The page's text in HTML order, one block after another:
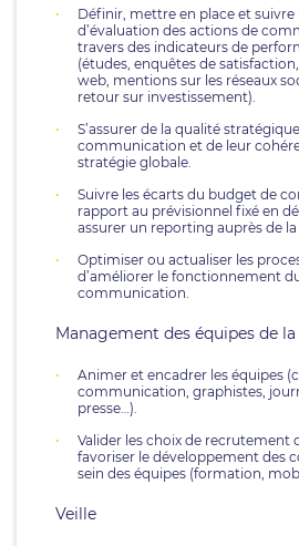
Définir, mettre en place et
d’évaluation des actions de
travers des indicateurs de
(études, enquêtes de
web, mentions sur les réseaux
retour sur investissement).
S’assurer de la qualité
communication et de leur
stratégie globale.
Suivre les écarts du budget de
rapport au prévisionnel fixé en
assurer un reporting auprès de
Optimiser ou actualiser les
d’améliorer le fonctionnement
communication.
Management des équipes de
Animer et encadrer les équipes
communication, graphistes,
presse…).
Valider les choix de recrutement
favoriser le développement des
sein des équipes (formation,
Veille